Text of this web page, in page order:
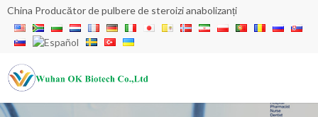
China Producător de pulbere de steroizi anabolizanți